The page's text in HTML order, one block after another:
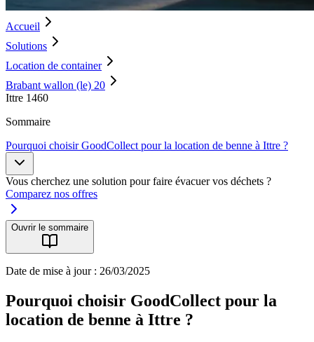
Accueil
Solutions
Location de container
Brabant wallon (le) 20
Ittre 1460
Sommaire
Pourquoi choisir GoodCollect pour la location de benne à Ittre ?
Vous cherchez une solution pour faire évacuer vos déchets ?
Comparez nos offres
Ouvrir le sommaire
Date de mise à jour : 26/03/2025
Pourquoi choisir GoodCollect pour la
location de benne à Ittre ?